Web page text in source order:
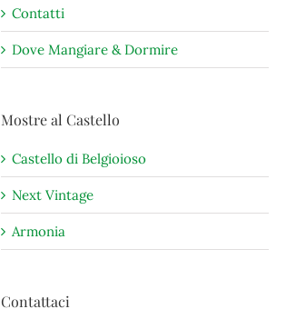
Contatti
Dove Mangiare & Dormire
Mostre al Castello
Castello di Belgioioso
Next Vintage
Armonia
Contattaci